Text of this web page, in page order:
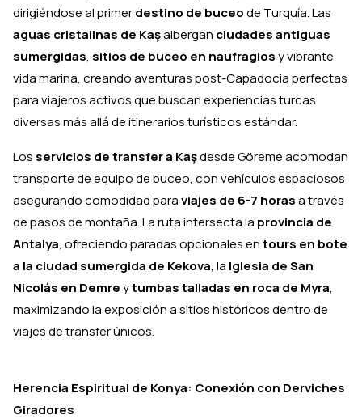
dirigiéndose al primerdestino de buceode Turquía. Las
aguas cristalinas de Kaşalbergan ciudades antiguas
sumergidas, sitios de buceo en naufragiosy vibrante
vida marina, creando aventuras post-Capadocia perfectas
para viajeros activos que buscan experiencias turcas
diversas más allá de itinerarios turísticos estándar.
Los servicios de transfer a Kaşdesde Göreme acomodan
transporte de equipo de buceo, con vehículos espaciosos
asegurando comodidad paraviajes de 6-7 horasa través
de pasos de montaña. La ruta intersecta la provincia de
Antalya, ofreciendo paradas opcionales entours en bote
a la ciudad sumergida de Kekova, la Iglesia de San
Nicolás en Demreytumbas talladas en roca de Myra,
maximizando la exposición a sitios históricos dentro de
viajes de transfer únicos.
Herencia Espiritual de Konya: Conexión con Derviches
Giradores